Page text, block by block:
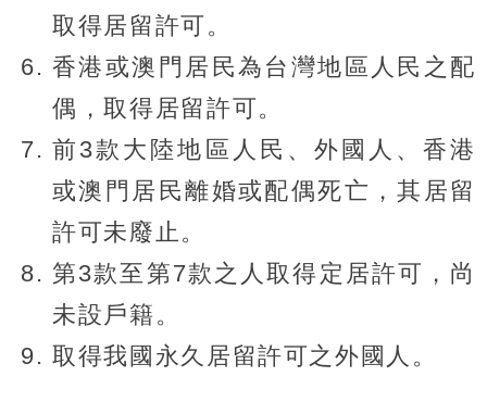
取得居留許可。
香港或澳門居民為台灣地區人民之配
偶，取得居留許可。
前3款大陸地區人民、外國人、香港
或澳門居民離婚或配偶死亡，其居留
許可未廢止。
第3款至第7款之人取得定居許可，尚
未設戶籍。
取得我國永久居留許可之外國人。